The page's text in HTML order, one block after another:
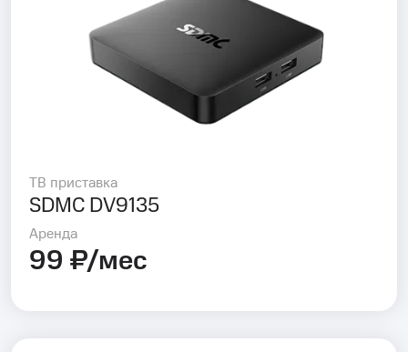
ТВ приставка
SDMC DV9135
Аренда
99 ₽/мес